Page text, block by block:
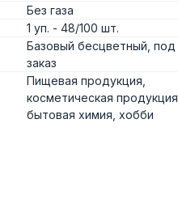
Без газа
1 уп. - 48/100 шт.
Базовый бесцветный, под
заказ
Пищевая продукция,
косметическая продукция,
бытовая химия, хобби